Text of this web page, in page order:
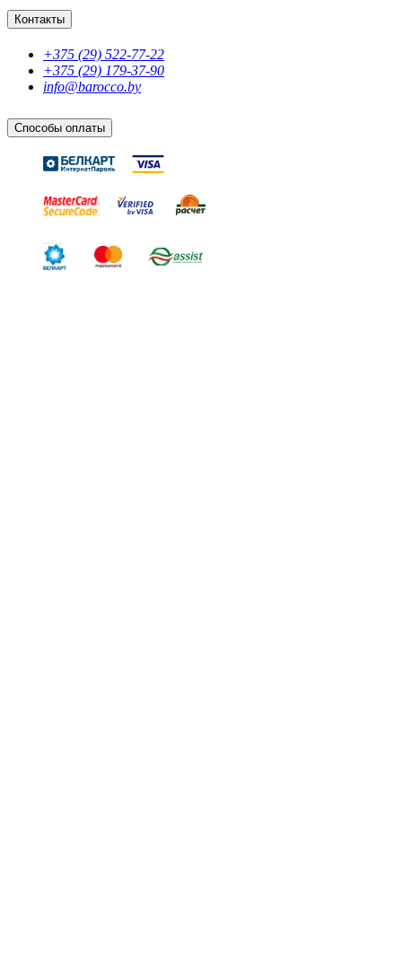
Контакты
+375 (29) 522-77-22
+375 (29) 179-37-90
info@barocco.by
Способы оплаты